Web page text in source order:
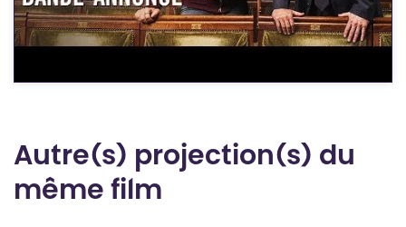
Autre(s) projection(s) du
même film